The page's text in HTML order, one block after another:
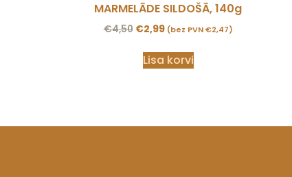
MARMELĀDE SILDOŠĀ, 140g
€4,50 €2,99 (bez PVN€2,47)
Lisa korvi